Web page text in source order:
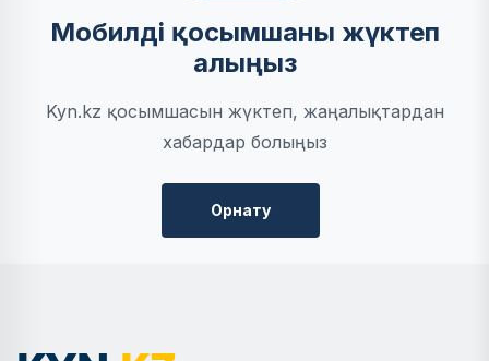
Мобилді қосымшаны жүктеп
алыңыз
Kyn.kz қосымшасын жүктеп, жаңалықтардан
хабардар болыңыз
Орнату